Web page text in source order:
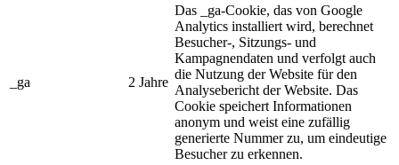
_ga 2 Jahre
Das _ga-Cookie, das von Google
Analytics installiert wird, berechnet
Besucher-, Sitzungs- und
Kampagnendaten und verfolgt auch
die Nutzung der Website für den
Analysebericht der Website. Das
Cookie speichert Informationen
anonym und weist eine zufällig
generierte Nummer zu, um eindeutige
Besucher zu erkennen.